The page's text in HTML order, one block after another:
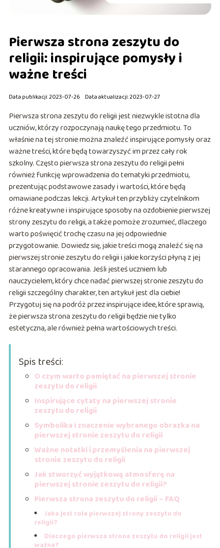
Pierwsza strona zeszytu do
religii: inspirujące pomysły i
ważne treści
Data publikacji: 2023-07-26 Data aktualizacji: 2023-07-27
Pierwsza strona zeszytu do religii jest niezwykle istotna dla
uczniów, którzy rozpoczynają naukę tego przedmiotu. To
właśnie na tej stronie można znaleźć inspirujące pomysły oraz
ważne treści, które będą towarzyszyć im przez cały rok
szkolny. Często pierwsza strona zeszytu do religii pełni
również funkcję wprowadzenia do tematyki przedmiotu,
prezentując podstawowe zasady i wartości, które będą
omawiane podczas lekcji. Artykuł ten przybliży czytelnikom
różne kreatywne i inspirujące sposoby na ozdobienie pierwszej
strony zeszytu do religii, a także pomoże zrozumieć, dlaczego
warto poświęcić trochę czasu na jej odpowiednie
przygotowanie. Dowiedz się, jakie treści mogą znaleźć się na
pierwszej stronie zeszytu do religii i jakie korzyści płyną z jej
starannego opracowania. Jeśli jesteś uczniem lub
nauczycielem, który chce nadać pierwszej stronie zeszytu do
religii szczególny charakter, ten artykuł jest dla ciebie!
Przygotuj się na podróż przez inspirujące idee, które sprawią,
że pierwsza strona zeszytu do religii będzie nie tylko
estetyczna, ale również pełna wartościowych treści.
Spis treści:
O czym warto pamiętać na pierwszej stronie
zeszytu do religii
Inspirujące cytaty na pierwszej stronie
zeszytu do religii
Symbolika i znaczenie wybranego obrazka na
pierwszej stronie zeszytu do religii
Ważne notatki i przemyślenia na pierwszej
stronie zeszytu do religii
Jak stworzyć wyjątkową atmosferę na
pierwszej stronie zeszytu do religii?
Pierwsza strona zeszytu do religii – FAQ
Jaka jest rola pierwszej strony zeszytu do
religii?
Dlaczego pierwsza strona zeszytu do religii jest
ważna?